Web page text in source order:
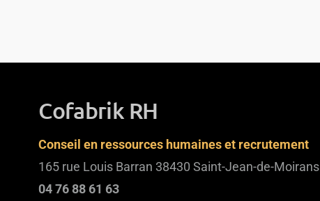
Cofabrik RH
Conseil en ressources humaines et recrutement
165 rue Louis Barran 38430 Saint-Jean-de-Moirans
04 76 88 61 63